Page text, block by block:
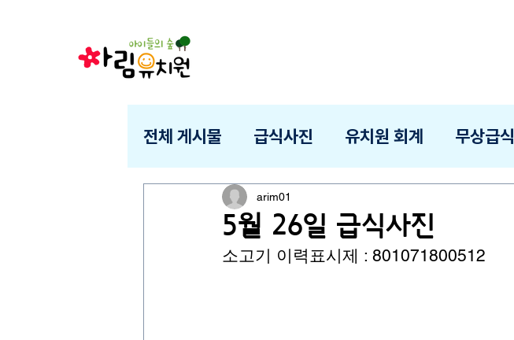
전체 게시물 급식사진 유치원 회계 무상급식
5월 26일 급식사진
arim01
소고기 이력표시제 : 801071800512